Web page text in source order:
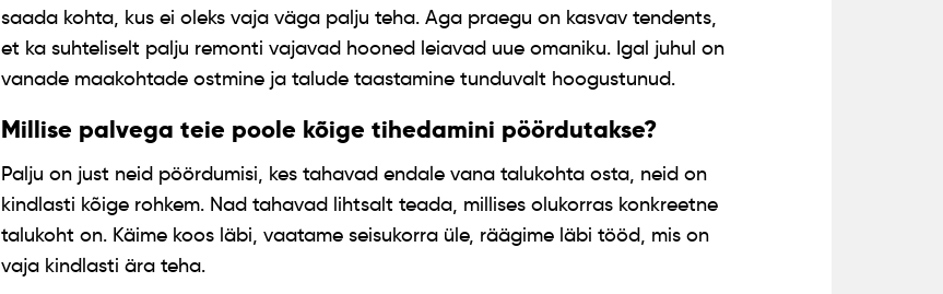
saada kohta, kus ei oleks vaja väga palju teha. Aga praegu on kasvav tendents,
et ka suhteliselt palju remonti vajavad hooned leiavad uue omaniku. Igal juhul on
vanade maakohtade ostmine ja talude taastamine tunduvalt hoogustunud.
Millise palvega teie poole kõige tihedamini pöördutakse?
Palju on just neid pöördumisi, kes tahavad endale vana talukohta osta, neid on
kindlasti kõige rohkem. Nad tahavad lihtsalt teada, millises olukorras konkreetne
talukoht on. Käime koos läbi, vaatame seisukorra üle, räägime läbi tööd, mis on
vaja kindlasti ära teha.